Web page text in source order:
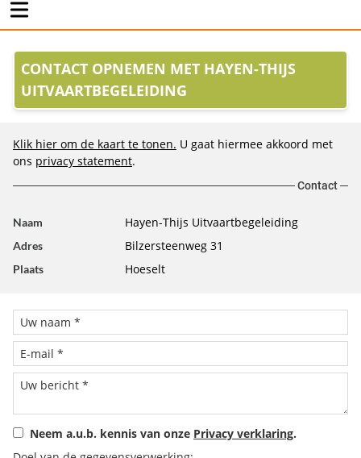
CONTACT OPNEMEN MET HAYEN-THIJS
UITVAARTBEGELEIDING
Klik hier om de kaart te tonen. U gaat hiermee akkoord met
ons privacy statement.
Contact
Naam Hayen-Thijs Uitvaartbegeleiding
Adres Bilzersteenweg 31
Plaats Hoeselt
Neem a.u.b. kennis van onze Privacy verklaring.